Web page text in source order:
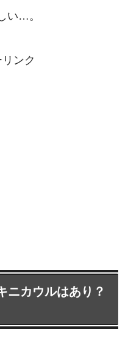
い…。
ンク
ニカウルはあり？